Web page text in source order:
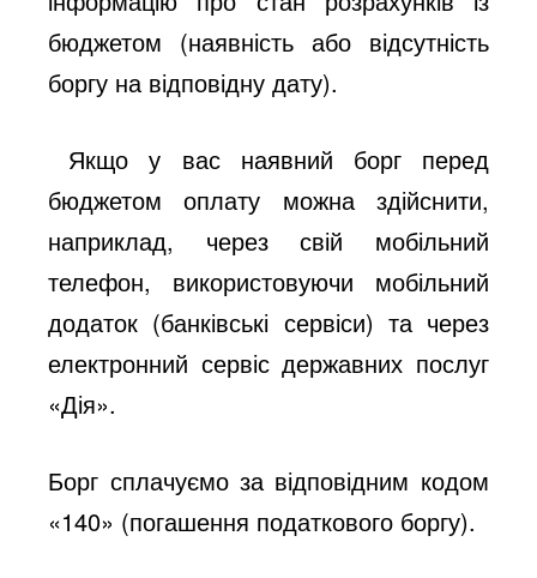
бюджетом (наявність або відсутність
боргу на відповідну дату).
Якщо у вас наявний борг перед
бюджетом оплату можна здійснити,
наприклад, через свій мобільний
телефон, використовуючи мобільний
додаток (банківські сервіси) та через
електронний сервіс державних послуг
«Дія».
Борг сплачуємо за відповідним кодом
«140» (погашення податкового боргу).